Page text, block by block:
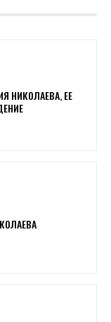
НИКОЛАЕВА, ЕЕ